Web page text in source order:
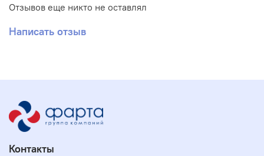
Отзывов еще никто не оставлял
Написать отзыв
Контакты